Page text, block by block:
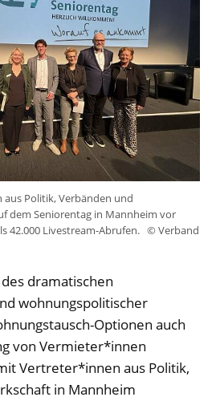
Politik, Verbänden und
dem Seniorentag in Mannheim vor
42.000 Livestream-Abrufen. © Verband
dramatischen
wohnungspolitischer
Optionen auch
von Vermieter*innen
Vertreter*innen aus Politik,
in Mannheim